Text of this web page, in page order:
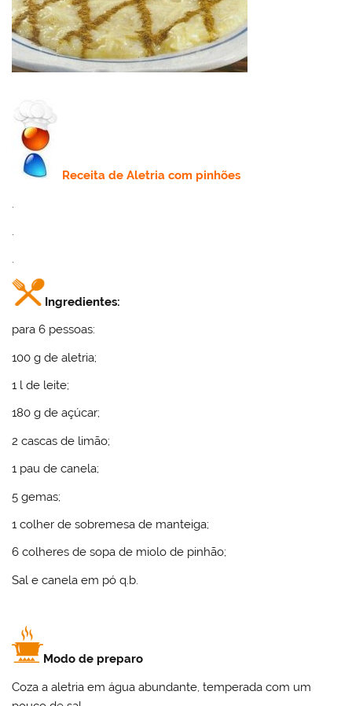
Receita deAletria com pinhões
.
.
.
Ingredientes:
para 6 pessoas:
100 g de aletria;
1 l de leite;
180 g de açúcar;
2 cascas de limão;
1 pau de canela;
5 gemas;
1 colher de sobremesa de manteiga;
6 colheres de sopa de miolo de pinhão;
Sal e canela em pó q.b.
Modo de preparo
Coza a aletria em água abundante, temperada com um